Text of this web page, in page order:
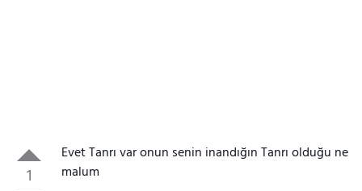
1
Evet Tanrı var onun senin inandığın Tanrı olduğu ne
malum